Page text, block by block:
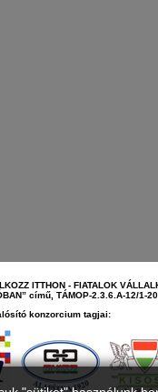
ITTHON - FIATALOK
című, TÁMOP-2.3.6.A-12/
konzorcium tagjai: